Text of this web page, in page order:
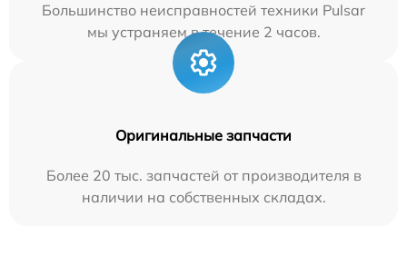
Большинство неисправностей техники Pulsar
мы устраняем в течение 2 часов.
Оригинальные запчасти
Более 20 тыс. запчастей от производителя в
наличии на собственных складах.